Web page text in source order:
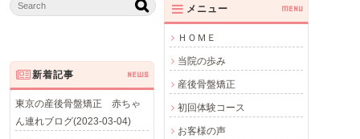
メニュー MENU
ＨＯＭＥ
当院の歩み
産後骨盤矯正
初回体験コース
お客様の声
新着記事 NEWS
東京の産後骨盤矯正 赤ちゃ
ん連れブログ(2023-03-04)